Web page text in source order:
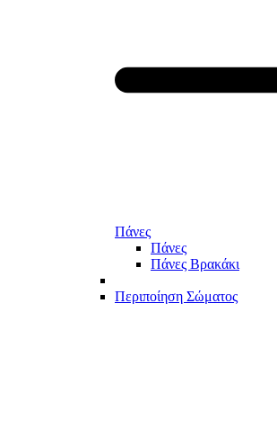
Πάνες
Πάνες
Πάνες Βρακάκι
Περιποίηση Σώματος